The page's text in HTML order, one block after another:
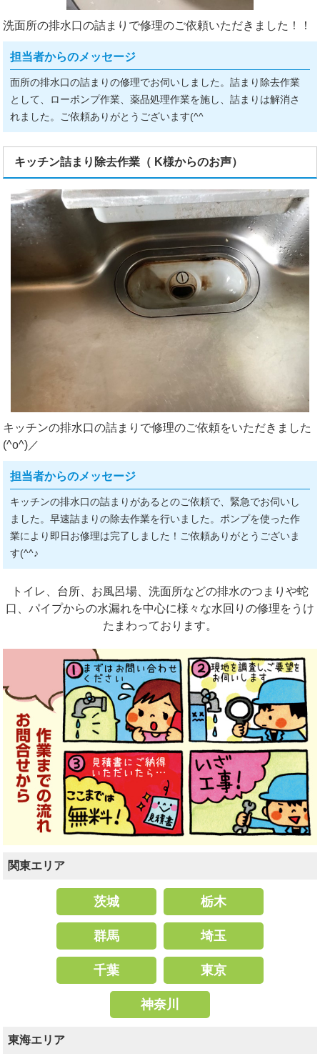
洗面所の排水口の詰まりで修理のご依頼いただきました！！
担当者からのメッセージ
面所の排水口の詰まりの修理でお伺いしました。詰まり除去作業
として、ローポンプ作業、薬品処理作業を施し、詰まりは解消さ
れました。ご依頼ありがとうございます(^^ゞ
キッチン詰まり除去作業（ K様からのお声）
キッチンの排水口の詰まりで修理のご依頼をいただきました
(^o^)／
担当者からのメッセージ
キッチンの排水口の詰まりがあるとのご依頼で、緊急でお伺いし
ました。早速詰まりの除去作業を行いました。ポンプを使った作
業により即日お修理は完了しました！ご依頼ありがとうございま
す(^^♪
トイレ、台所、お風呂場、洗面所などの排水のつまりや蛇
口、パイプからの水漏れを中心に様々な水回りの修理をうけ
たまわっております。
関東エリア
茨城 栃木
群馬 埼玉
千葉 東京
神奈川
東海エリア